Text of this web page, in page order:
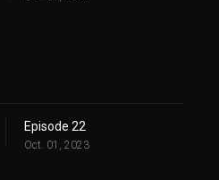
Episode 22
Oct. 01, 2023